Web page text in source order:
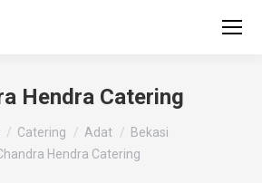
Hendra Catering
Catering Adat
Bekasi
Hendra Catering